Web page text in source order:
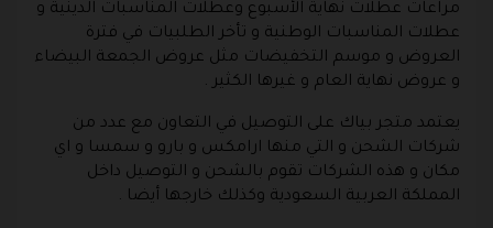
مراعات عطلات نهاية الأسبوع وعطلات المناسبات الدينية و
عطلات المناسبات الوطنية و تأخر الطلبيات في فترة
العروض و موسم التخفيضات مثل عروض الجمعة البيضاء
و عروض نهاية العام و غيرها الكثير .
يعتمد متجر بياك على التوصيل في التعاون مع عدد من
شركات الشحن و التي منها ارامكس و بارو و سمسا و اي
مكان و هذه الشركات تقوم بالشحن و التوصيل داخل
المملكة العربية السعودية وكذلك خارجها أيضا .